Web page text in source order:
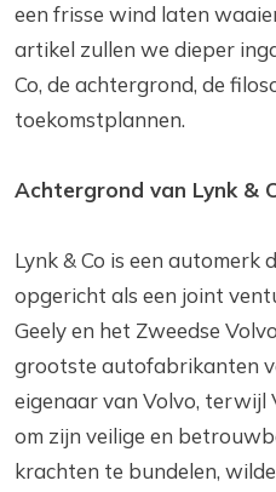
een frisse wind laten
artikel zullen we dieper
Co, de achtergrond, de
toekomstplannen.
Achtergrond van Lynk &
Lynk & Co is een automerk
opgericht als een joint
Geely en het Zweedse
grootste autofabrikanten
eigenaar van Volvo, terwijl
om zijn veilige en
krachten te bundelen,